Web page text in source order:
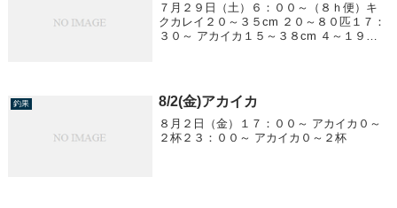
７月２９日（土）６：００～（８ｈ便）キ
クカレイ２０～３５cm ２０～８０匹１７：
３０～ アカイカ１５～３８cm ４～１９杯
釣果 8/2(金)アカイカ
８月２日（金）１７：００～ アカイカ０～
２杯２３：００～ アカイカ０～２杯